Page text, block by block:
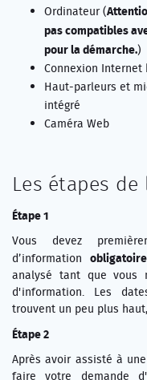
Ordinateur (
pas compatibles
pour la démarche.)
Connexion Internet
Haut-parleurs et
intégré
Caméra Web
Les étapes
Étape 1
Vous devez
d’information obligatoire
analysé tant que vous
d'information. Les
trouvent un peu plus
Étape 2
Après avoir assisté à
faire votre demande